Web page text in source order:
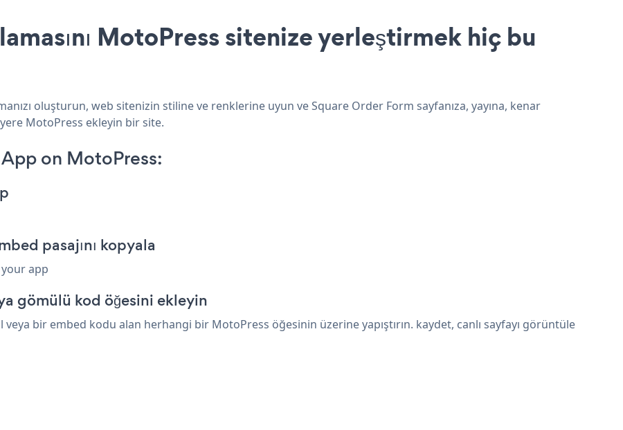
MotoPress sitenize yerleştirmek hiç bu
oluşturun, web sitenizin stiline ve renklerine uyun ve Square Order Form sayfanıza, yayına, kenar
MotoPress ekleyin bir site.
on MotoPress:
pasajını kopyala
app
gömülü kod öğesini ekleyin
bir embed kodu alan herhangi bir MotoPress öğesinin üzerine yapıştırın. kaydet, canlı sayfayı görüntüle